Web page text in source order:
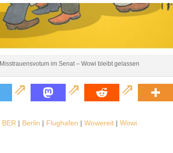
Misstrauensvotum im Senat – Wowi bleibt gelassen
BER| Berlin | Flughafen | Wowereit| Wowi